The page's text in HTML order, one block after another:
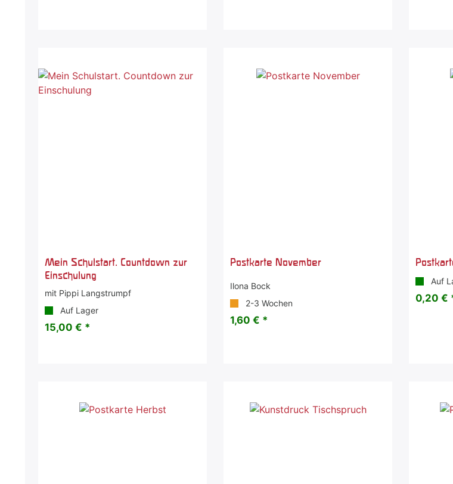
Mein Schulstart. Countdown zur
Einschulung
mit Pippi Langstrumpf
Auf Lager
15,00 € *
Postkarte November
Ilona Bock
2-3 Wochen
1,60 € *
Auf
0,20 €